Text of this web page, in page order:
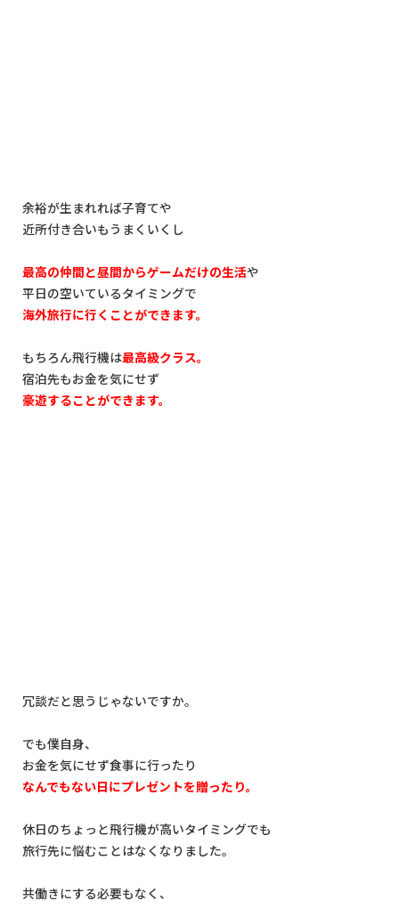
余裕が生まれれば子育てや
近所付き合いもうまくいくし
最高の仲間と昼間からゲームだけの生活や
平日の空いているタイミングで
海外旅行に行くことができます。
もちろん飛行機は最高級クラス。
宿泊先もお金を気にせず
豪遊することができます。
冗談だと思うじゃないですか。
でも僕自身、
お金を気にせず食事に行ったり
なんでもない日にプレゼントを贈ったり。
休日のちょっと飛行機が高いタイミングでも
旅行先に悩むことはなくなりました。
共働きにする必要もなく、